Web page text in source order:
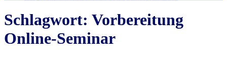
Schlagwort: Vorbereitung
Online-Seminar